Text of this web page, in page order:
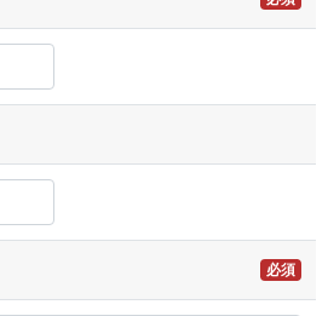
必須